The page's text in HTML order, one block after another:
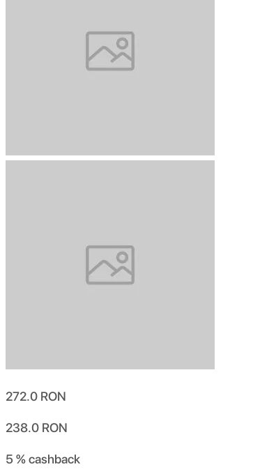
272.0 RON
238.0 RON
5 %cashback